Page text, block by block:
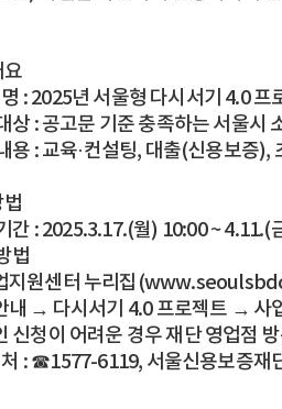
요
: 2025년 서울형 다시서기 4.0 프
상 : 공고문 기준 충족하는 서울시
용 : 교육·컨설팅, 대출(신용보증),
간 : 2025.3.17.(월) 10:00 ~ 4.11.(
법
원센터 누리집
내 → 다시서기 4.0 프로젝트 → 사
신청이 어려운 경우 재단 영업점
처 : ☎1577-6119, 서울신용보증재